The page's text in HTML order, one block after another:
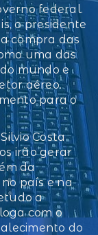
federal.
o presidente
compra das
uma das
mundo e
aéreo.
para o
Costa
irão gerar
da
país e na
a
com o
do